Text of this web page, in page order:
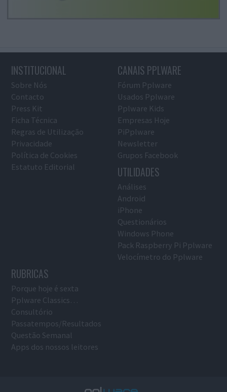
INSTITUCIONAL
Sobre Nós
Contacto
Press Kit
Ficha Técnica
Regras de Utilização
Privacidade
Política de Cookies
Estatuto Editorial
CANAIS PPLWARE
Fórum Pplware
Usados Pplware
Pplware Kids
Empresas Hoje
PiPplware
Newsletter
Grupos Facebook
UTILIDADES
Análises
Android
iPhone
Questionários
Windows Phone
Pack Raspberry Pi Pplware
Velocímetro do Pplware
RUBRICAS
Porque hoje é sexta
Pplware Classics…
Consultório
Passatempos/Resultados
Questão Semanal
Apps dos nossos leitores